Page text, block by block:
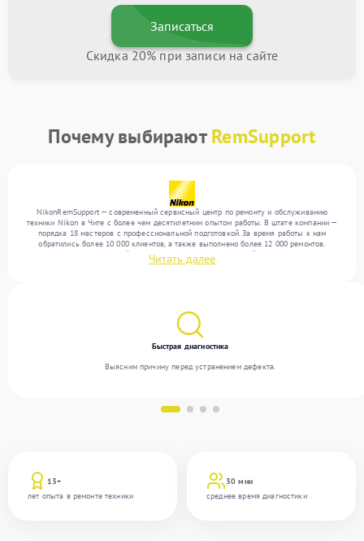
Записаться
Скидка 20% при записи на сайте
Почему выбираютRemSupport
NikonRemSupport — современный сервисный центр по ремонту и обслуживанию
техники Nikon в Чите с более чем десятилетним опытом работы. В штате компании —
порядка 18 мастеров с профессиональной подготовкой. За время работы к нам
обратились более 10 000 клиентов, а также выполнено более 12 000 ремонтов.
Ежемесячно в сервисный центр поступает более 300 устройств, включая , , . Мы
работаем с широким спектром неисправностей и обеспечиваем надежный результат
Читать далее
13+
лет опыта в ремонте техники
30 мин
среднее время диагностики
Быстрая диагностика
Выясним причину перед устранением дефекта.